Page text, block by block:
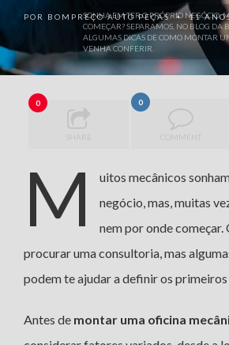
SONHA EM TER O PRÓPRIO NEGÓCIO,
COMEÇAR? SEPARAMOS, NO BLOG DA
ALGUMAS DICAS DE COMO MONTAR
VENHA CONFERIR.
POR BOMPREÇO AUTO PEÇAS •11
0
SHARE
0
COMMENT
M
uitos mecânicos
negócio, mas, muitas
nem por onde começar.
procurar uma consultoria, mas
podem te ajudar a definir os primeiros
Antes de montar uma oficina